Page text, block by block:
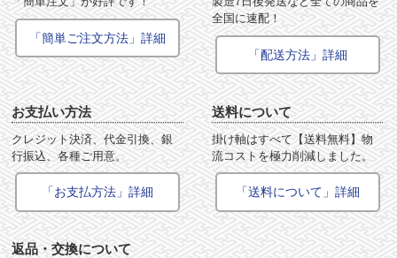
「簡単ご注文方法」詳細
全国に速配！
「配送方法」詳細
お支払い方法
クレジット決済、代金引換、銀
行振込、各種ご用意。
「お支払方法」詳細
送料について
掛け軸はすべて【送料無料】物
流コストを極力削減しました。
「送料について」詳細
返品・交換について